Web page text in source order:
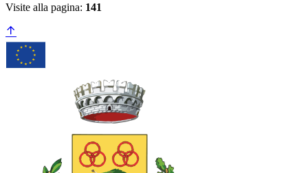
Visite alla pagina: 141